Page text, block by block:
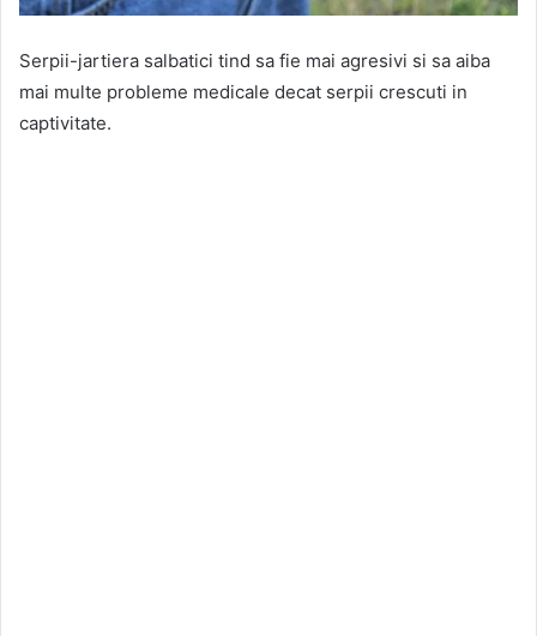
Serpii-jartiera salbatici tind sa fie mai agresivi si sa aiba
mai multe probleme medicale decat serpii crescuti in
captivitate.